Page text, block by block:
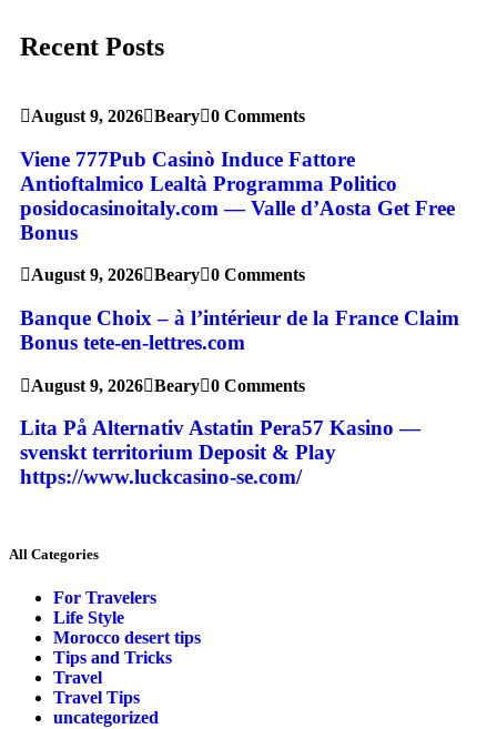
Recent Posts
August 9, 2026 Beary 0 Comments
Viene 777Pub Casinò Induce Fattore
Antioftalmico Lealtà Programma Politico
posidocasinoitaly.com — Valle d’Aosta Get Free
Bonus
August 9, 2026 Beary 0 Comments
Banque Choix – à l’intérieur de la France Claim
Bonus tete-en-lettres.com
August 9, 2026 Beary 0 Comments
Lita På Alternativ Astatin Pera57 Kasino —
svenskt territorium Deposit & Play
https://www.luckcasino-se.com/
All Categories
For Travelers
Life Style
Morocco desert tips
Tips and Tricks
Travel
Travel Tips
uncategorized